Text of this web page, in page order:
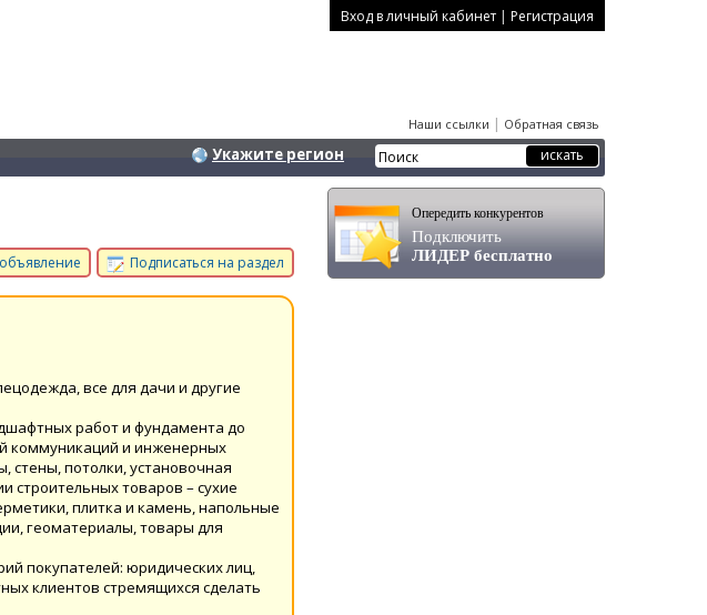
Вход в личный кабинет | Регистрация
Наши ссылки | Обратная связь
Укажите регион
Подписаться на раздел
все для дачи и другие
работ и фундамента до
коммуникаций и инженерных
стены, потолки, установочная
строительных товаров – сухие
плитка и камень, напольные
геоматериалы, товары для
покупателей: юридических лиц,
клиентов стремящихся сделать
Опередить конкурентов
Подключить
ЛИДЕР бесплатно